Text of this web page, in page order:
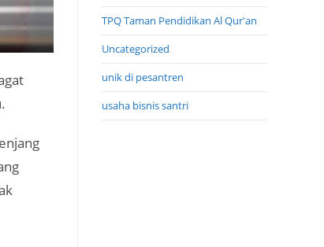
TPQ Taman Pendidikan Al Qur'an
Uncategorized
unik di pesantren
usaha bisnis santri